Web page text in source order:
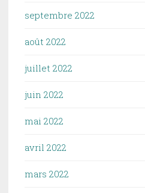
septembre 2022
août 2022
juillet 2022
juin 2022
mai 2022
avril 2022
mars 2022